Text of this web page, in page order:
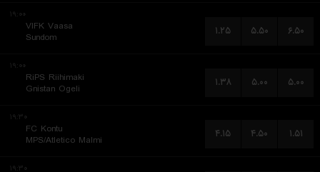
۱۹:۰۰
VIFK Vaasa
Sundom
۱.۲۵ ۵.۵۰ ۶.۵۰
۱۹:۰۰
RiPS Riihimaki
Gnistan Ogeli
۱.۳۸ ۵.۰۰ ۵.۰۰
۱۹:۳۰
FC Kontu
MPS/Atletico Malmi
۴.۱۵ ۴.۵۰ ۱.۵۱
۱۹:۳۰